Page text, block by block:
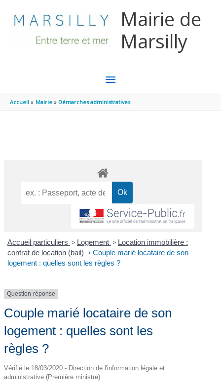
Mairie de
Marsilly
MENU
PRINCIPAL
Accueil Mairie Démarches administratives
Accueil particuliers > Logement > Location immobilière :
contrat de location (bail) > Couple marié locataire de son
logement : quelles sont les règles ?
Question-réponse
Couple marié locataire de son
logement : quelles sont les
règles ?
Vérifié le 18/03/2020 - Direction de l'information légale et
administrative (Première ministre)